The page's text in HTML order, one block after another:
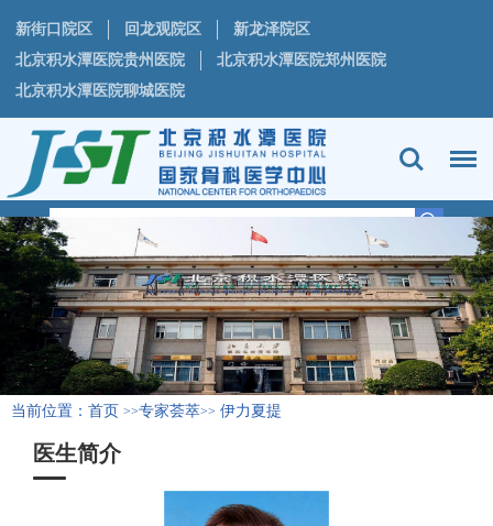
新街口院区 回龙观院区
新龙泽院区
北京积水潭医院贵州医院
北京积水潭医院郑州医院
北京积水潭医院聊城医院
当前位置： 首页 >>专家荟萃>> 伊力夏提
医生简介